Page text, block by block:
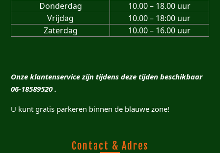
Donderdag
10.00 – 18.00 uur
Vrijdag
10.00 – 18:00 uur
Zaterdag
10.00 – 16.00 uur
Onze klantenservice zijn tijdens deze tijden beschikbaar
06-18589520 .
U kunt gratis parkeren binnen de blauwe zone!
Contact & Adres